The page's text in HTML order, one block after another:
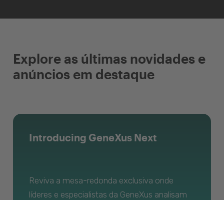
Explore as últimas novidades e
anúncios em destaque
Introducing GeneXus Next
Reviva a mesa-redonda exclusiva onde
líderes e especialistas da GeneXus analisam